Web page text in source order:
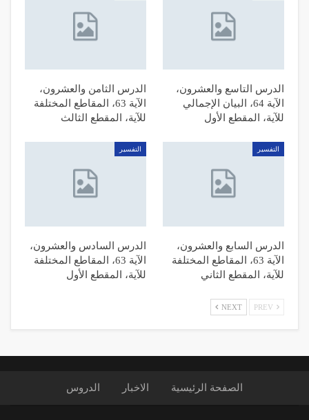
الدرس التاسع والعشرون،
الآية 64، البيان الإجمالي
للآية، المقطع الأول
الدرس الثامن والعشرون،
الآية 63، المقاطع المختلفة
للآية، المقطع الثالث
التفسیر
الدرس السابع والعشرون،
الآية 63، المقاطع المختلفة
للآية، المقطع الثاني
التفسیر
الدرس السادس والعشرون،
الآية 63، المقاطع المختلفة
للآية، المقطع الأول
NEXT
الصفحة الرئیسیة الاخبار الدروس